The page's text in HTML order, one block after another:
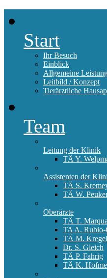
Start
Ihr Besuch
Einblick
Allgemeine
Leitbild / Konzept
Tierärztliche
Team
Leitung der Klinik
TÄ Y.
Assistenten der
TÄ S.
TÄ W.
Oberärzte
TÄ T.
TA A. Rubio-
TÄ M. Kregel
Dr. S. Gleich
TÄ P. Fahrig
TÄ K.